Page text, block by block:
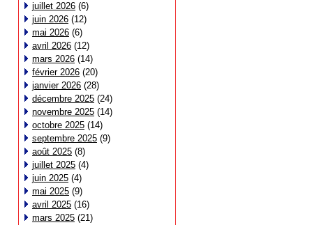
juillet 2026 (6)
juin 2026 (12)
mai 2026 (6)
avril 2026 (12)
mars 2026 (14)
février 2026 (20)
janvier 2026 (28)
décembre 2025 (24)
novembre 2025 (14)
octobre 2025 (14)
septembre 2025 (9)
août 2025 (8)
juillet 2025 (4)
juin 2025 (4)
mai 2025 (9)
avril 2025 (16)
mars 2025 (21)